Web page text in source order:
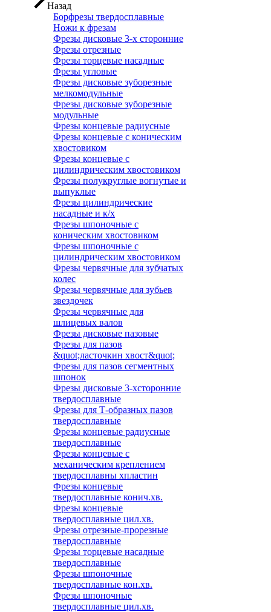
Назад
Борфрезы твердосплавные
Ножи к фрезам
Фрезы дисковые 3-х сторонние
Фрезы отрезные
Фрезы торцевые насадные
Фрезы угловые
Фрезы дисковые зуборезные
мелкомодульные
Фрезы дисковые зуборезные
модульные
Фрезы концевые радиусные
Фрезы концевые с коническим
хвостовиком
Фрезы концевые с
цилиндрическим хвостовиком
Фрезы полукруглые вогнутые и
выпуклые
Фрезы цилиндрические
насадные и к/х
Фрезы шпоночные с
коническим хвостовиком
Фрезы шпоночные с
цилиндрическим хвостовиком
Фрезы червячные для зубчатых
колес
Фрезы червячные для зубьев
звездочек
Фрезы червячные для
шлицевых валов
Фрезы дисковые пазовые
Фрезы для пазов
&quot;ласточкин хвост&quot;
Фрезы для пазов сегментных
шпонок
Фрезы дисковые 3-хсторонние
твердосплавные
Фрезы для Т-образных пазов
твердосплавные
Фрезы концевые радиусные
твердосплавные
Фрезы концевые с
механическим креплением
твердосплавны хпластин
Фрезы концевые
твердосплавные конич.хв.
Фрезы концевые
твердосплавные цил.хв.
Фрезы отрезные-прорезные
твердосплавные
Фрезы торцевые насадные
твердосплавные
Фрезы шпоночные
твердосплавные кон.хв.
Фрезы шпоночные
твердосплавные цил.хв.